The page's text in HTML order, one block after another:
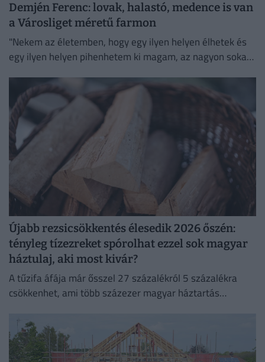
Demjén Ferenc: lovak, halastó, medence is van
a Városliget méretű farmon
"Nekem az életemben, hogy egy ilyen helyen élhetek és
egy ilyen helyen pihenhetem ki magam, az nagyon sokat
természetbe."
Újabb rezsicsökkentés élesedik 2026 őszén:
tényleg tízezreket spórolhat ezzel sok magyar
háztulaj, aki most kivár?
A tűzifa áfája már ősszel 27 százalékról 5 százalékra
csökkenhet, ami több százezer magyar háztartás